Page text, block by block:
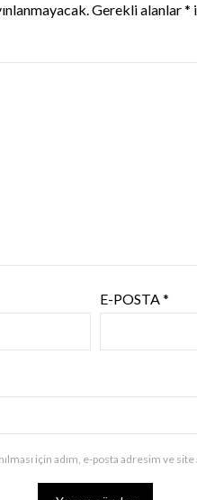
Gerekli alanlar*
E-POSTA*
için adım, e-posta adresim ve